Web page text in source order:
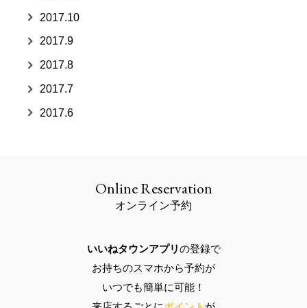
2017.10
2017.9
2017.8
2017.7
2017.6
Online Reservation
オンライン予約
いいねタウンアプリの登録で
お持ちのスマホから予約が
いつでも簡単に可能 ！